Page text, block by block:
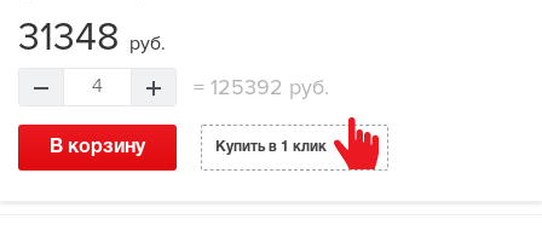
31348 руб.
4 =125392 руб.
В корзину Купить в 1 клик